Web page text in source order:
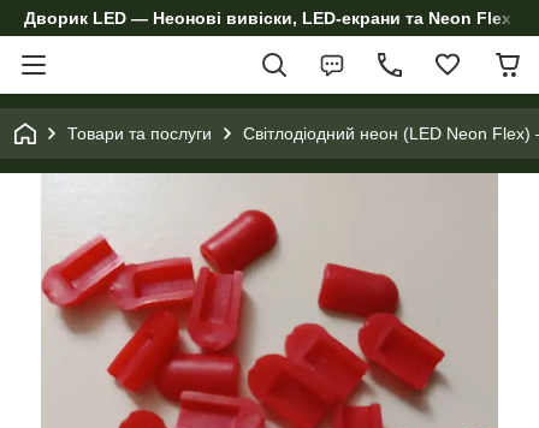
Дворик LED — Неонові вивіски, LED-екрани та Neon Flex
Товари та послуги Світлодіодний неон (LED Neon Flex)